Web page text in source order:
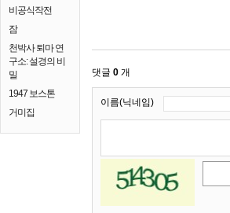
비공식작전
잠
천박사 퇴마 연
구소: 설경의 비
밀
1947 보스톤
거미집
댓글 0 개
이름(닉네임)